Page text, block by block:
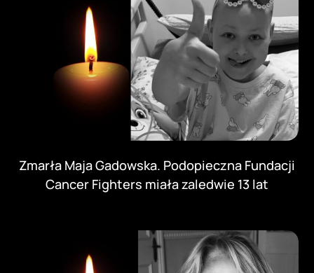
Zmarła Maja Gadowska. Podopieczna Fundacji
Cancer Fighters miała zaledwie 13 lat